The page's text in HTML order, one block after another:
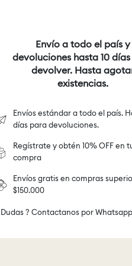
Envío a todo el país y
devoluciones hasta 10
devolver. Hasta
existencias.
Envíos estándar a todo el país.
días para devoluciones.
Regístrate y obtén 10% OFF en
compra
Envíos gratis en compras
$150.000
Dudas ? Contactanos por